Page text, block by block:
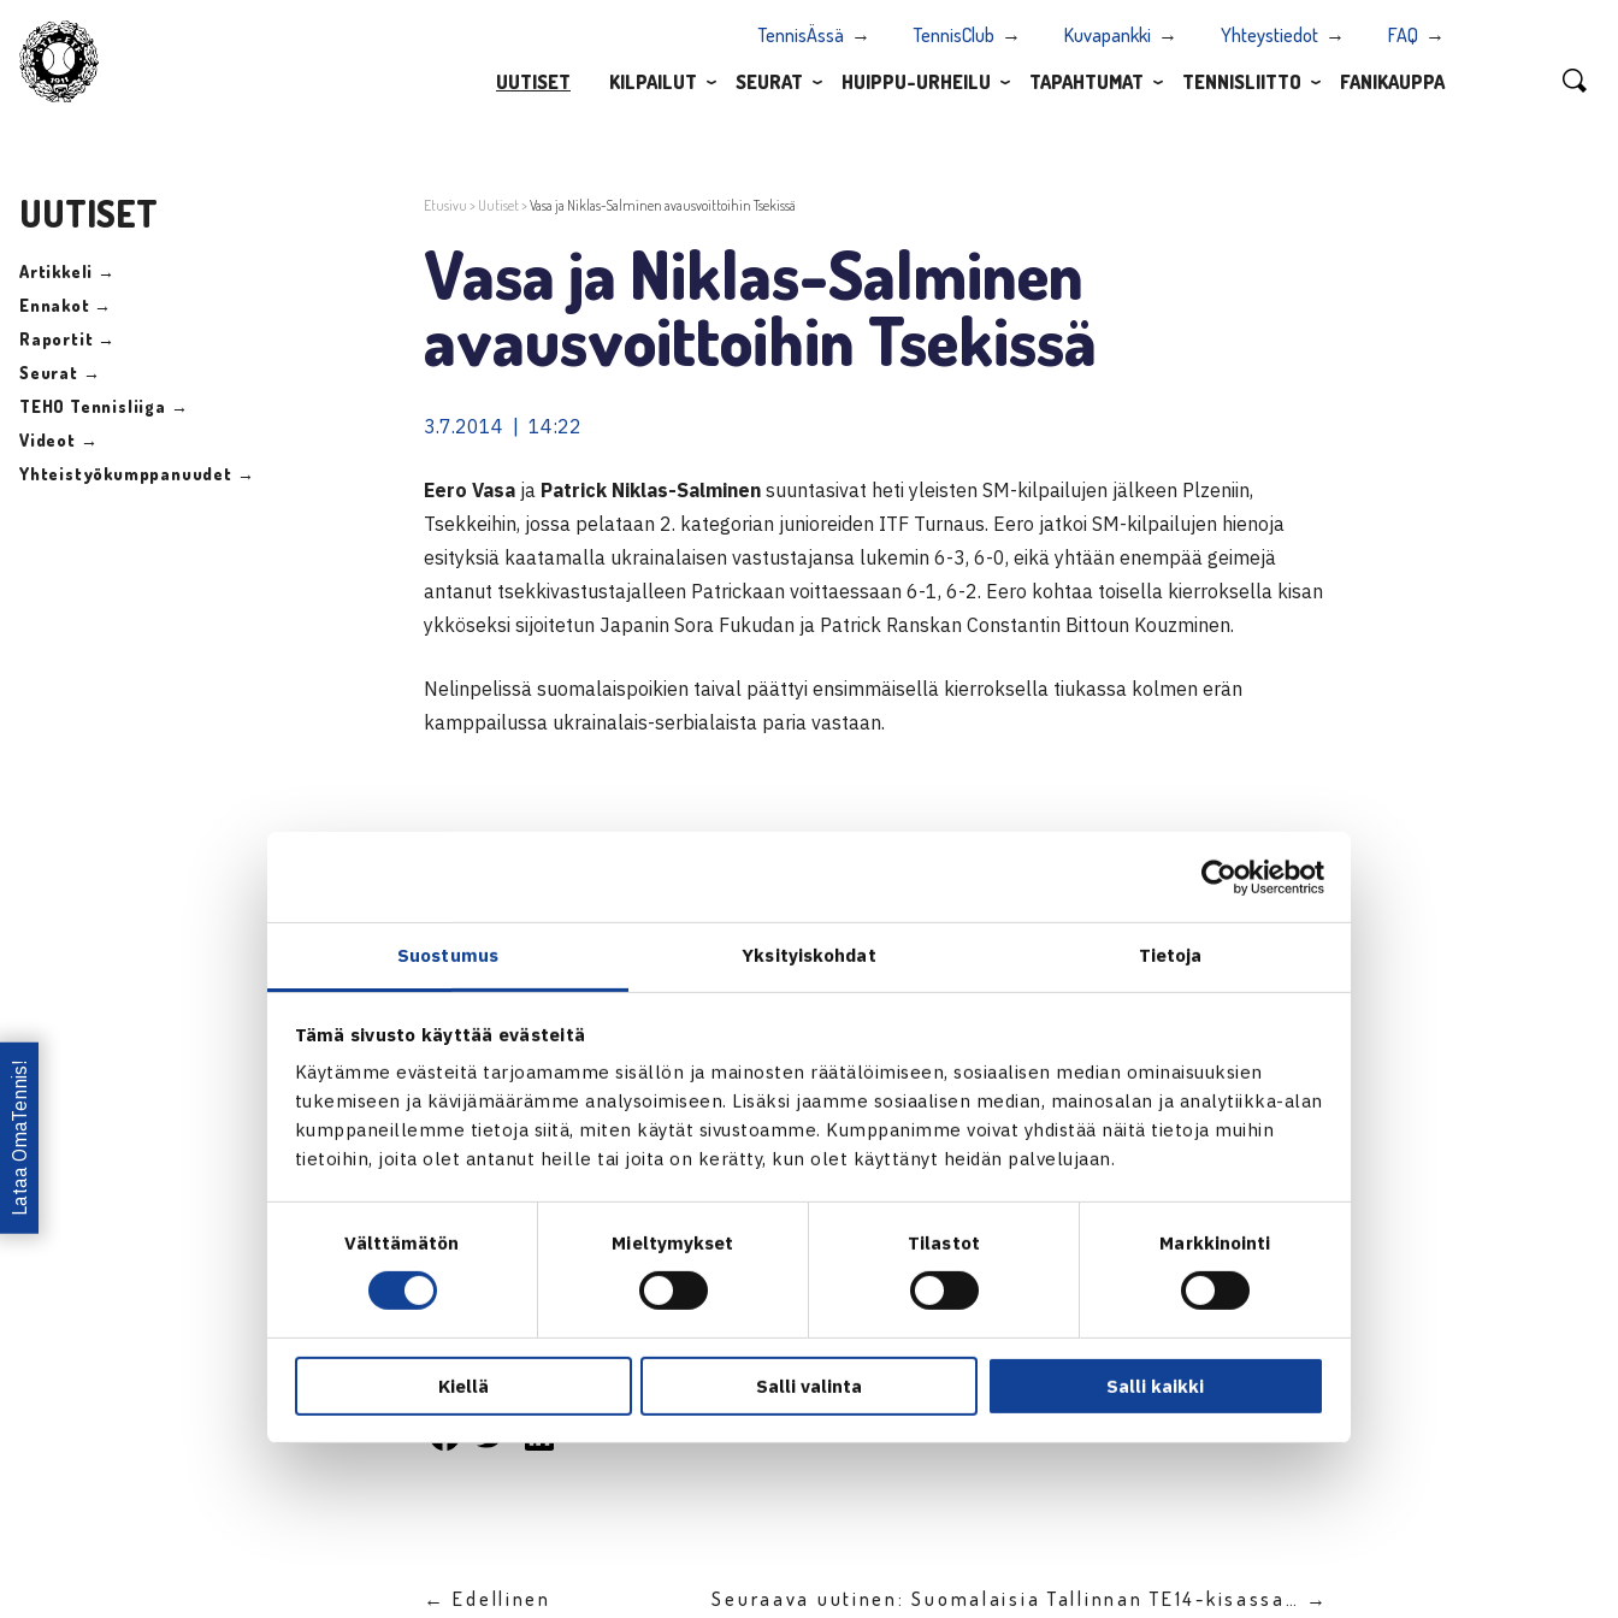
Suostumus Yksityiskohdat Tietoja
Tämä sivusto käyttää evästeitä
Käytämme evästeitä tarjoamamme sisällön ja mainosten räätälöimiseen, sosiaalisen median ominaisuuksien
tukemiseen ja kävijämäärämme analysoimiseen. Lisäksi jaamme sosiaalisen median, mainosalan ja analytiikka-alan
kumppaneillemme tietoja siitä, miten käytät sivustoamme. Kumppanimme voivat yhdistää näitä tietoja muihin
tietoihin, joita olet antanut heille tai joita on kerätty, kun olet käyttänyt heidän palvelujaan.
Välttämätön Mieltymykset Tilastot Markkinointi
Kiellä Salli valinta Salli kaikki
TennisÄssä TennisClub Kuvapankki Yhteystiedot
FAQ
UUTISET
KILPAILUT SEURAT HUIPPU-URHEILU TAPAHTUMAT TENNISLIITTO FANIKAUPPA
UUTISET
Artikkeli →
Ennakot →
Raportit →
Seurat →
TEHO Tennisliiga →
Videot →
Yhteistyökumppanuudet →
Etusivu > Uutiset>Vasa ja Niklas-Salminen avausvoittoihin Tsekissä
Vasa ja Niklas-Salminen
avausvoittoihin Tsekissä
3.7.2014 | 14:22
Eero Vasa ja Patrick Niklas-Salminen suuntasivat heti yleisten SM-kilpailujen jälkeen Plzeniin,
Tsekkeihin, jossa pelataan 2. kategorian junioreiden ITF Turnaus. Eero jatkoi SM-kilpailujen hienoja
esityksiä kaatamalla ukrainalaisen vastustajansa lukemin 6-3, 6-0, eikä yhtään enempää geimejä
antanut tsekkivastustajalleen Patrickaan voittaessaan 6-1, 6-2. Eero kohtaa toisella kierroksella kisan
ykköseksi sijoitetun Japanin Sora Fukudan ja Patrick Ranskan Constantin Bittoun Kouzminen.
Nelinpelissä suomalaispoikien taival päättyi ensimmäisellä kierroksella tiukassa kolmen erän
kamppailussa ukrainalais-serbialaista paria vastaan.
Kaksinpeli
1. kierrosta:
Eero Vasa ? Vladyslav Chumak Ukraina 6-3, 6-0
Nelinpeli
1. kierrosta:
Vladyslav Chumak Ukraina / Dusan Vukicevic SRB – Patrik Niklas-Salminen/Eero Vasa 7-6(6), 5-7, [10-
5]
Jaa:
← Edellinen Seuraava uutinen: Suomalaisia Tallinnan TE14-kisassa… →
Lataa OmaTennis!